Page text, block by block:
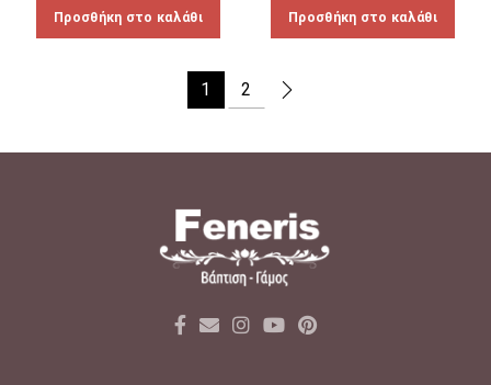
Προσθήκη στο καλάθι Προσθήκη στο καλάθι
1 2